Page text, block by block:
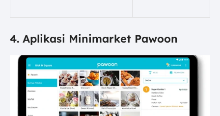
4. Aplikasi Minimarket Pawoon